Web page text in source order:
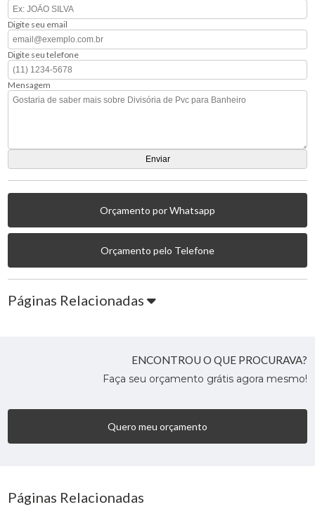
Digite seu email
Digite seu telefone
Mensagem
Orçamento por Whatsapp
Orçamento pelo Telefone
Páginas Relacionadas
ENCONTROU O QUE PROCURAVA?
Faça seu orçamento grátis agora mesmo!
Quero meu orçamento
Páginas Relacionadas